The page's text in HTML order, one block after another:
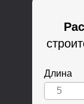
Длина